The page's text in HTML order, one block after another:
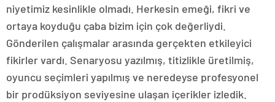
niyetimiz kesinlikle olmadı. Herkesin emeği, fikri ve
ortaya koyduğu çaba bizim için çok değerliydi.
Gönderilen çalışmalar arasında gerçekten etkileyici
fikirler vardı. Senaryosu yazılmış, titizlikle üretilmiş,
oyuncu seçimleri yapılmış ve neredeyse profesyonel
bir prodüksiyon seviyesine ulaşan içerikler izledik.